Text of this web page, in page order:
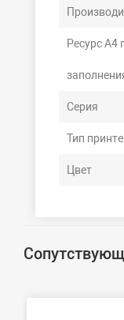
Ресурс А4
Серия
Тип
Цвет